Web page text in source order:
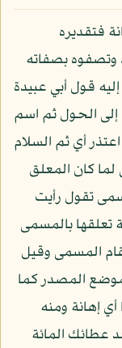
فتقديره
وتصفوه بصفاته
إليه قول أبي عبيدة
إلى الحول ثم اسم
أي ثم السلام
كان المعلق
تقول رأيت
تعلقها بالمسمى
المسمى وقيل
موضع المصدر كما
أي إهانة ومنه
عطائك المائة